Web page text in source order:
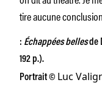
tire aucune
: Échappées bellesde
192 p.).
Portrait © Luc